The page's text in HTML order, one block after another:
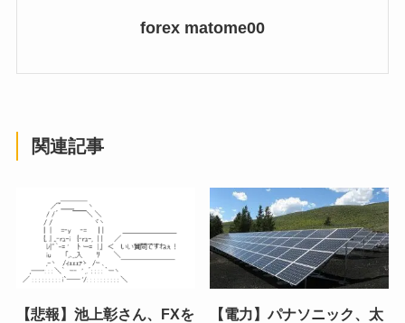
forex matome00
関連記事
【悲報】池上彰さん、FXを
【電力】パナソニック、太